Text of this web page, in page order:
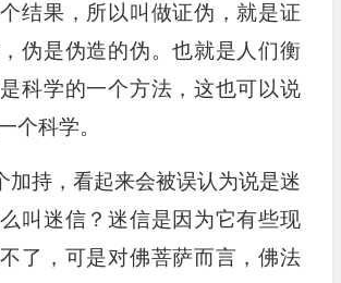
结果，所以叫做证伪，就是证
伪是伪造的伪。也就是人们衡
科学的一个方法，这也可以说
个科学。
加持，看起来会被误认为说是迷
叫迷信？迷信是因为它有些现
了，可是对佛菩萨而言，佛法